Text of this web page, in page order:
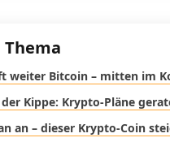
weiter Bitcoin – mitten im
Kippe: Krypto-Pläne
an – dieser Krypto-Coin